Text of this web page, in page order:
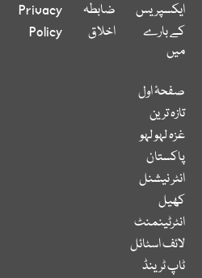
ایکسپریس
کے بارے
میں
ضابطہ
اخلاق
Privacy
Policy
صفحۂ اول
تازہ ترین
غزہ لہو لہو
پاکستان
انٹر نیشنل
کھیل
انٹرٹینمنٹ
لائف اسٹائل
ٹاپ ٹرینڈ